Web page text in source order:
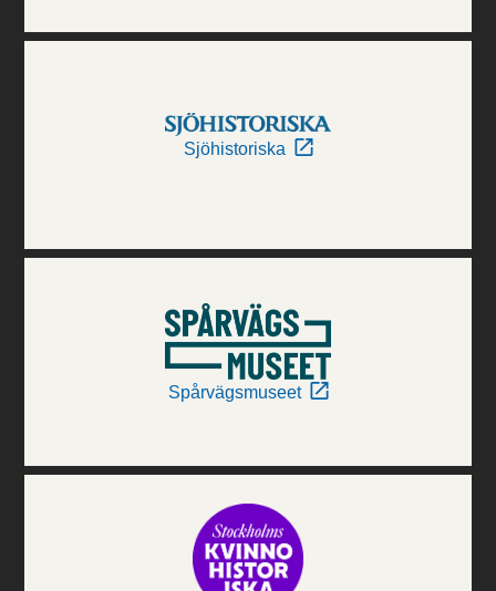
Sjöhistoriska
Spårvägsmuseet